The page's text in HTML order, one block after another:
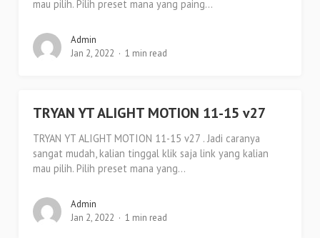
mau pilih. Pilih preset mana yang paing...
Admin
Jan 2, 2022
1 min read
TRYAN YT ALIGHT MOTION 11-15 v27
TRYAN YT ALIGHT MOTION 11-15 v27 . Jadi caranya
sangat mudah, kalian tinggal klik saja link yang kalian
mau pilih. Pilih preset mana yang...
Admin
Jan 2, 2022
1 min read